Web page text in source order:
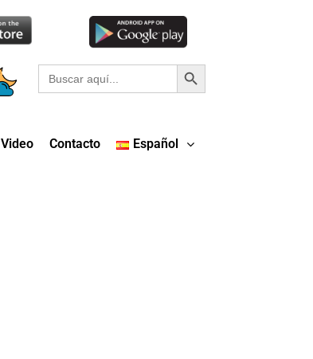
Buscar: Botón de búsqueda
Video Contacto Español